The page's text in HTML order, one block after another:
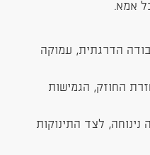
אמא.
הדרגתית, עמוקה
החוזק, הגמישות
נינוחה, לצד התינוקות